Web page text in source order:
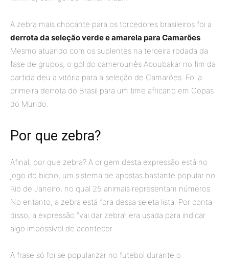
A zebra mais chocante para os torcedores brasileiros foi a
derrota da seleção verde e amarela para Camarões.
Mesmo atuando com os suplentes na terceira rodada da
fase de grupos, o gol do camerounês Aboubakar no fim da
partida deu a vitória para a seleção de Camarões. Foi a
primeira derrota do Brasil para um time africano em Copas
do Mundo.
Por que zebra?
Afinal, por que zebra? A origem desta expressão está no
jogo do bicho, um sistema de apostas bastante popular no
Rio de Janeiro, no qual 25 animais representam números.
No entanto, a zebra está fora dessa seleta lista. Por conta
disso, a expressão “vai dar zebra” era usada para indicar
algo impossível de acontecer.
A frase só foi se popularizar no futebol durante o